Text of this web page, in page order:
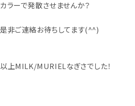
カラーで発散させませんか？
是非ご連絡お待ちしてます(^^)
以上MILK/MURIELなぎさでした！